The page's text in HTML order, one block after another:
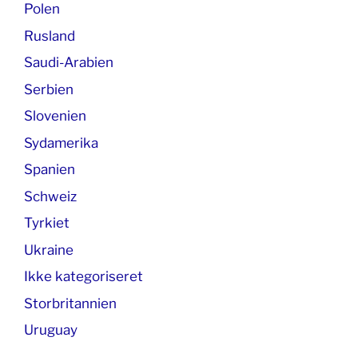
Polen
Rusland
Saudi-Arabien
Serbien
Slovenien
Sydamerika
Spanien
Schweiz
Tyrkiet
Ukraine
Ikke kategoriseret
Storbritannien
Uruguay